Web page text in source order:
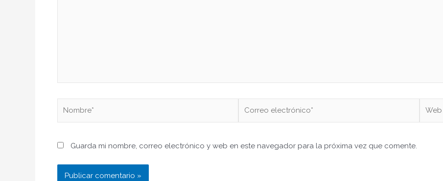
electrónico*
Guarda mi nombre, correo electrónico y web en este navegador para la próxima vez que comente.